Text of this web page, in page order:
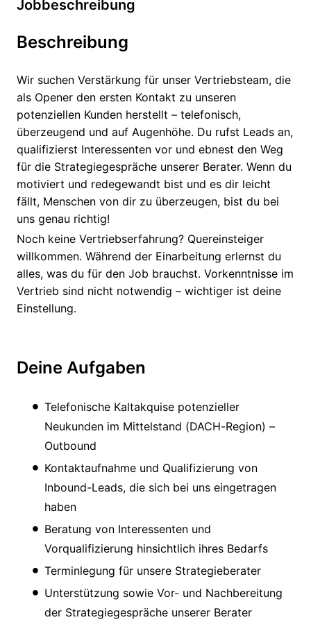
Jobbeschreibung
Beschreibung
Wir suchen Verstärkung für unser Vertriebsteam, die
als Opener den ersten Kontakt zu unseren
potenziellen Kunden herstellt – telefonisch,
überzeugend und auf Augenhöhe. Du rufst Leads an,
qualifizierst Interessenten vor und ebnest den Weg
für die Strategiegespräche unserer Berater. Wenn du
motiviert und redegewandt bist und es dir leicht
fällt, Menschen von dir zu überzeugen, bist du bei
uns genau richtig!
Noch keine Vertriebserfahrung? Quereinsteiger
willkommen. Während der Einarbeitung erlernst du
alles, was du für den Job brauchst. Vorkenntnisse im
Vertrieb sind nicht notwendig – wichtiger ist deine
Einstellung.
Deine Aufgaben
Telefonische Kaltakquise potenzieller
Neukunden im Mittelstand (DACH-Region) –
Outbound
Kontaktaufnahme und Qualifizierung von
Inbound-Leads, die sich bei uns eingetragen
haben
Beratung von Interessenten und
Vorqualifizierung hinsichtlich ihres Bedarfs
Terminlegung für unsere Strategieberater
Unterstützung sowie Vor- und Nachbereitung
der Strategiegespräche unserer Berater